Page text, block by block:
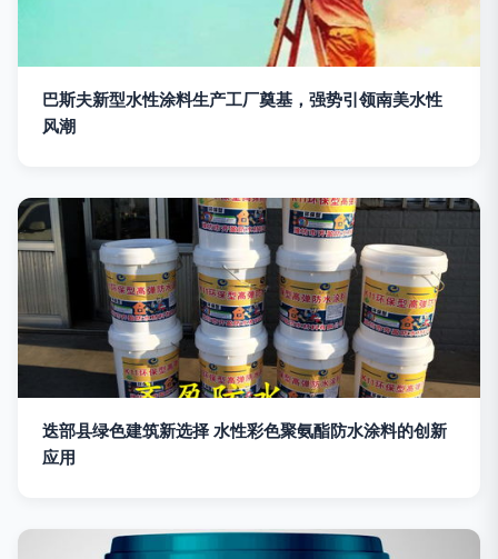
巴斯夫新型水性涂料生产工厂奠基，强势引领南美水性
风潮
迭部县绿色建筑新选择 水性彩色聚氨酯防水涂料的创新
应用